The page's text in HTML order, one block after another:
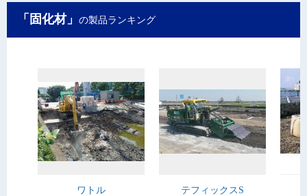
「固化材」 の製品ランキング
ワトル テフィックスS